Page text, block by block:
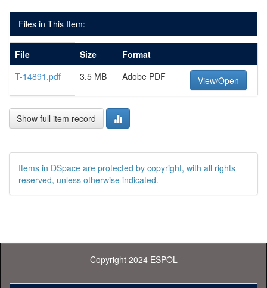
Files in This Item:
File Size
Format
T-14891.pdf
3.5 MB Adobe PDF View/Open
Show full item record
Items in DSpace are protected by copyright, with all rights
reserved, unless otherwise indicated.
Copyright 2024 ESPOL